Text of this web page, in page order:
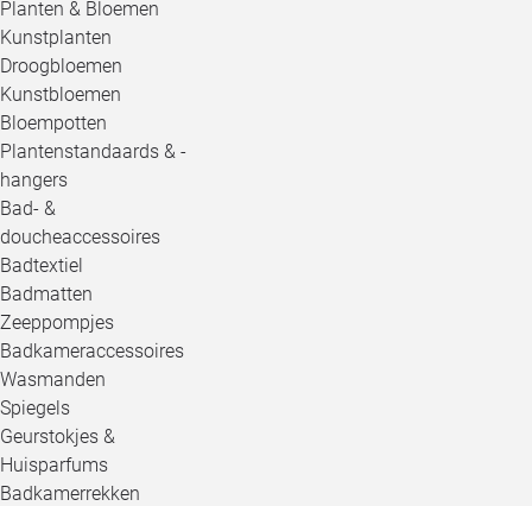
Planten & Bloemen
Kunstplanten
Droogbloemen
Kunstbloemen
Bloempotten
Plantenstandaards & -
hangers
Bad- &
doucheaccessoires
Badtextiel
Badmatten
Zeeppompjes
Badkameraccessoires
Wasmanden
Spiegels
Geurstokjes &
Huisparfums
Badkamerrekken